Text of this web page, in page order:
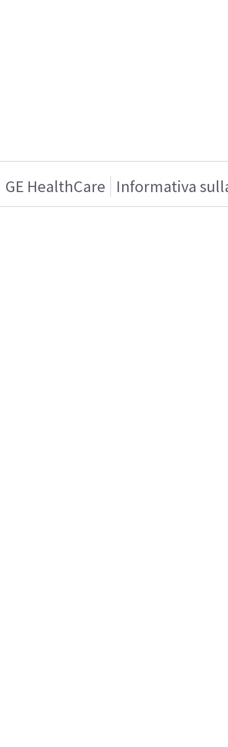
GE HealthCare Informativa